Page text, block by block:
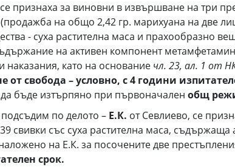
признаха за виновни в извършване на три
на общо 2,42 гр. марихуана на две
- суха растителна маса и прахообразно
на активен компонент метамфетамин
като на основание чл. 23, ал. 1 от
свобода – условно, с 4 години
да бъде изтърпяно при първоначален общ
по делото – Е.К. от Севлиево, се
свивки със суха растителна маса,
на Е.К. за посочените две
срок.